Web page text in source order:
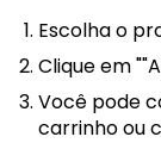
Escolha o
Clique em
Você pode
carrinho ou